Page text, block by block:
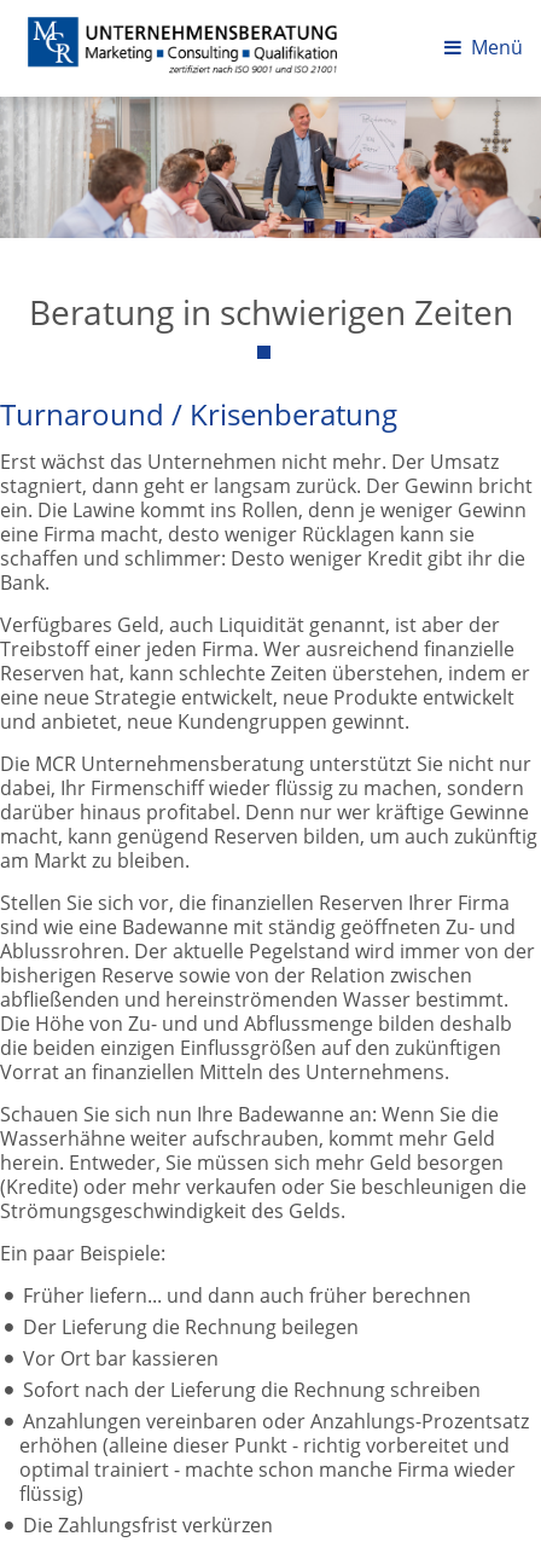
Menü
Beratung in schwierigen Zeiten
Turnaround / Krisenberatung
Erst wächst das Unternehmen nicht mehr. Der Umsatz
stagniert, dann geht er langsam zurück. Der Gewinn bricht
ein. Die Lawine kommt ins Rollen, denn je weniger Gewinn
eine Firma macht, desto weniger Rücklagen kann sie
schaffen und schlimmer: Desto weniger Kredit gibt ihr die
Bank.
Verfügbares Geld, auch Liquidität genannt, ist aber der
Treibstoff einer jeden Firma. Wer ausreichend finanzielle
Reserven hat, kann schlechte Zeiten überstehen, indem er
eine neue Strategie entwickelt, neue Produkte entwickelt
und anbietet, neue Kundengruppen gewinnt.
Die MCR Unternehmensberatung unterstützt Sie nicht nur
dabei, Ihr Firmenschiff wieder flüssig zu machen, sondern
darüber hinaus profitabel. Denn nur wer kräftige Gewinne
macht, kann genügend Reserven bilden, um auch zukünftig
am Markt zu bleiben.
Stellen Sie sich vor, die finanziellen Reserven Ihrer Firma
sind wie eine Badewanne mit ständig geöffneten Zu- und
Ablussrohren. Der aktuelle Pegelstand wird immer von der
bisherigen Reserve sowie von der Relation zwischen
abfließenden und hereinströmenden Wasser bestimmt.
Die Höhe von Zu- und und Abflussmenge bilden deshalb
die beiden einzigen Einflussgrößen auf den zukünftigen
Vorrat an finanziellen Mitteln des Unternehmens.
Schauen Sie sich nun Ihre Badewanne an: Wenn Sie die
Wasserhähne weiter aufschrauben, kommt mehr Geld
herein. Entweder, Sie müssen sich mehr Geld besorgen
(Kredite) oder mehr verkaufen oder Sie beschleunigen die
Strömungsgeschwindigkeit des Gelds.
Ein paar Beispiele:
Früher liefern... und dann auch früher berechnen
Der Lieferung die Rechnung beilegen
Vor Ort bar kassieren
Sofort nach der Lieferung die Rechnung schreiben
Anzahlungen vereinbaren oder Anzahlungs-Prozentsatz
erhöhen (alleine dieser Punkt - richtig vorbereitet und
optimal trainiert - machte schon manche Firma wieder
flüssig)
Die Zahlungsfrist verkürzen